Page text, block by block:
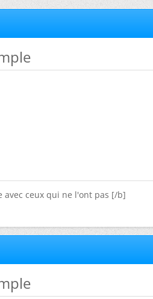
ceux qui ne l'ont pas [/b]